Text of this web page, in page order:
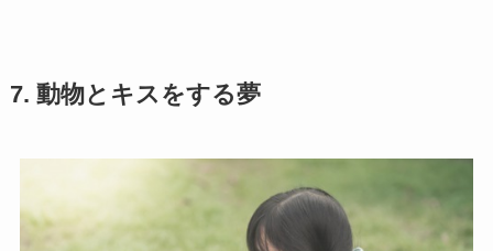
7. 動物とキスをする夢